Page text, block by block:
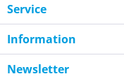
Service
Information
Newsletter